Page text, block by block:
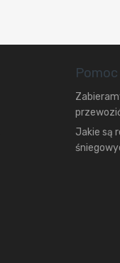
Pomoc
Jakie są